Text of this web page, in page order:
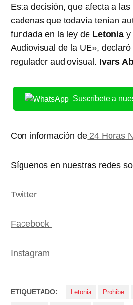
Esta decisión, que afecta a las
cadenas que todavía tenían
fundada en la ley de Letonia y
Audiovisual de la UE»,
regulador audiovisual, Ivars
Suscríbete a
Con información de 24 Horas
Síguenos en nuestras redes
Twitter
Facebook
Instagram
ETIQUETADO: Letonia Prohibe